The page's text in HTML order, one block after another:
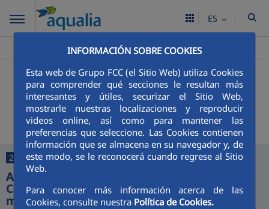
INFORMACIÓN SOBRE COOKIES
Esta web de Grupo FCC (el Sitio Web) utiliza Cookies
para comprender qué secciones le resultan más
interesantes y útiles, securizar el Sitio Web,
mostrarle nuestras localizaciones y reproducir
videos online, así como para mantener las
preferencias que seleccione. Las Cookies contienen
información que se almacena en su navegador y, de
este modo, se le reconocerá cuando regrese al Sitio
Web.
Para conocer más información acerca de las
Cookies, consulte nuestra Política de Cookies.
ES
>Monterroso >Noticias
+ Buscador
Últimas noticias
27/07/2026
Aqualia desarrollará la depuradora de
Cajamarca y alcanza una cartera de 1.000
millones de euros en Perú